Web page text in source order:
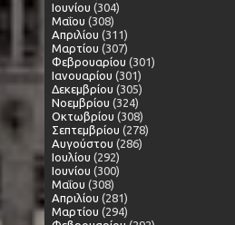
Ιουνίου (304)
Μαΐου (308)
Απριλίου (311)
Μαρτίου (307)
Φεβρουαρίου (301)
Ιανουαρίου (301)
Δεκεμβρίου (305)
Νοεμβρίου (324)
Οκτωβρίου (308)
Σεπτεμβρίου (278)
Αυγούστου (286)
Ιουλίου (292)
Ιουνίου (300)
Μαΐου (308)
Απριλίου (281)
Μαρτίου (294)